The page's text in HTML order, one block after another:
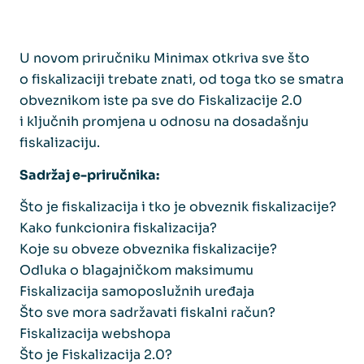
U novom priručniku Minimaxotkriva sve što
o fiskalizaciji trebate znati, od toga tko se smatra
obveznikom iste pa sve do Fiskalizacije 2.0
i ključnih promjena u odnosu na dosadašnju
fiskalizaciju.
Sadržaj e-priručnika:
Što je fiskalizacija i tko je obveznik fiskalizacije?
Kako funkcionira fiskalizacija?
Koje su obveze obveznika fiskalizacije?
Odluka o blagajničkom maksimumu
Fiskalizacija samoposlužnih uređaja
Što sve mora sadržavati fiskalni račun?
Fiskalizacija webshopa
Što je Fiskalizacija 2.0?